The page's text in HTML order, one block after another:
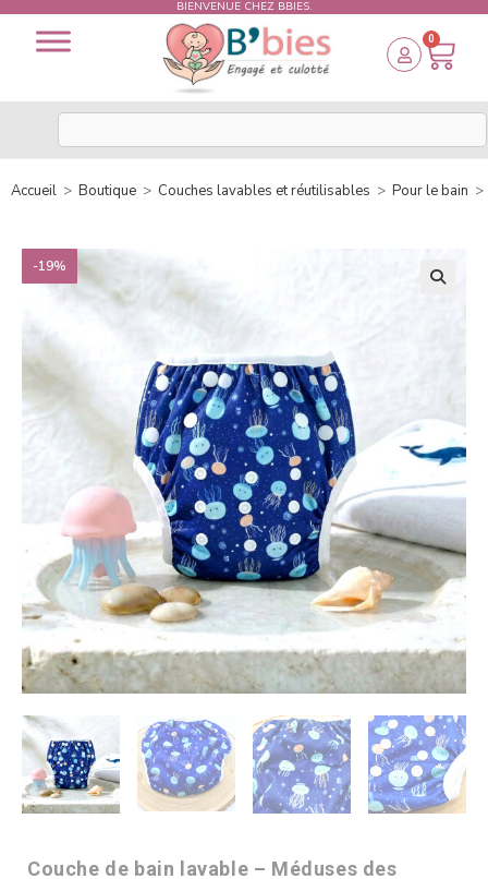
BIENVENUE CHEZ BBIES.
0
Accueil > Boutique > Couches lavables et réutilisables > Pour le bain >
-19%
Couche de bain lavable – Méduses des